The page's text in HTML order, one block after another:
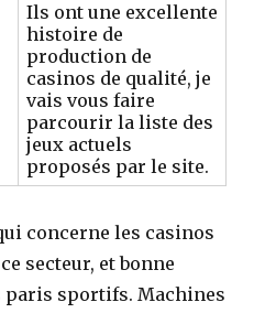
Ils ont une excellente
histoire de
production de
casinos de qualité, je
vais vous faire
parcourir la liste des
jeux actuels
proposés par le site.
concerne les casinos
secteur, et bonne
paris sportifs. Machines